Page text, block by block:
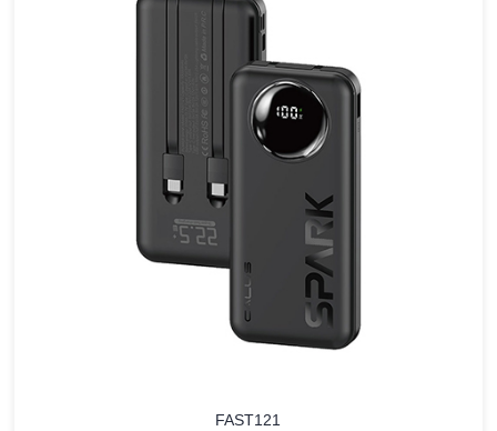
FAST121